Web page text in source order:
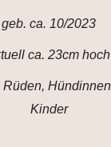
geb. ca. 10/2023
ca. 23cm hoch
Rüden,
Kinder